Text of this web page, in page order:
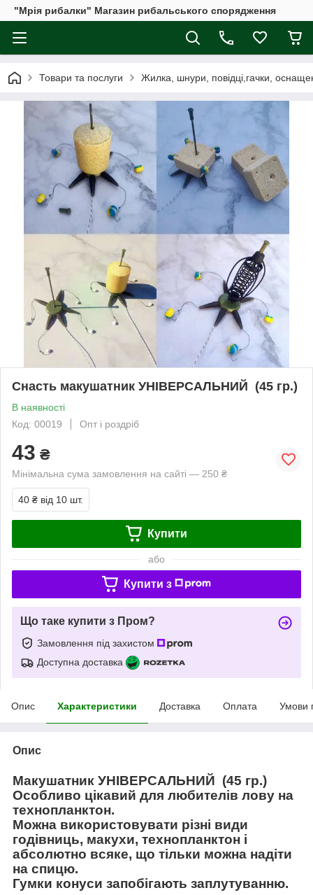
"Мрія рибалки" Магазин рибальського спорядження
Товари та послуги Жилка, шнури, повідці,гачки,
Снасть макушатник УНІВЕРСАЛЬНИЙ (45 гр.)
В наявності
Код: 00019
Опт і роздріб
43 ₴
Мінімальна сума замовлення на сайті — 250 ₴
40 ₴ від 10 шт.
Купити
або
Купити з
Що таке купити з Пром?
Замовлення під захистом
Доступна доставка
Опис Характеристики Доставка Оплата Умови
Опис
Макушатник УНІВЕРСАЛЬНИЙ (45 гр.)
Особливо цікавий для любителів лову на
технопланктон.
Можна використовувати різні види
годівниць, макухи, технопланктон і
абсолютно всяке, що тільки можна надіти
на спицю.
Гумки конуси запобігають заплутуванню.